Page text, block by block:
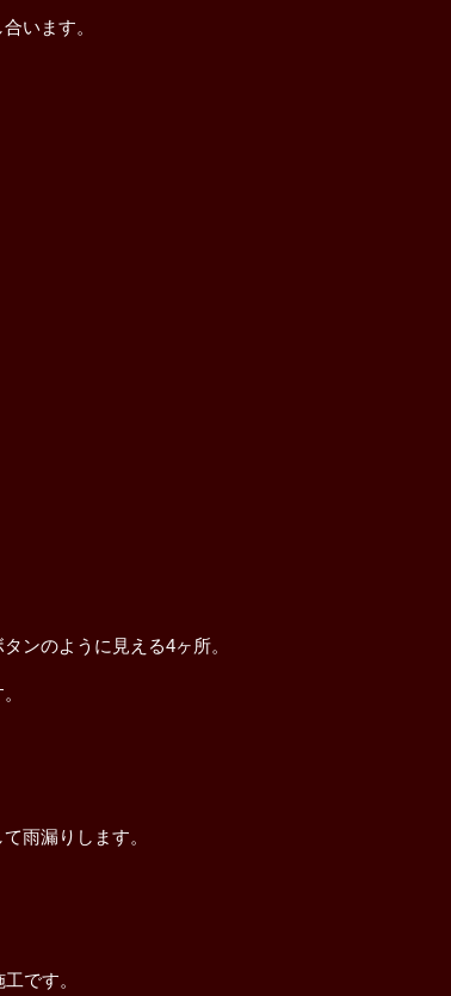
います。
ンのように見える4ヶ所。
雨漏りします。
です。